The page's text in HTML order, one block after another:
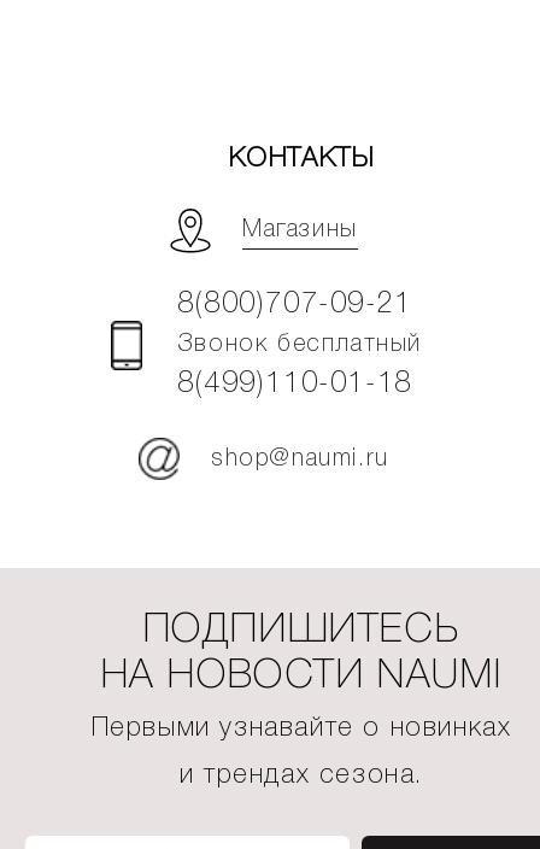
КОНТАКТЫ
Магазины
8(800)707-09-21
Звонок бесплатный
8(499)110-01-18
shop@naumi.ru
ПОДПИШИТЕСЬ
НА НОВОСТИ NAUMI
Первыми узнавайте о новинках
и трендах сезона.